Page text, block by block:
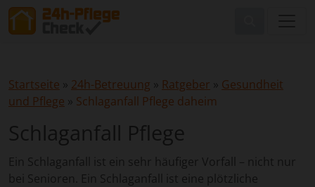
Startseite » 24h-Betreuung » Ratgeber » Gesundheit
und Pflege » Schlaganfall Pflege daheim
Schlaganfall Pflege
Ein Schlaganfall ist ein sehr häufiger Vorfall – nicht nur
bei Senioren. Ein Schlaganfall ist eine plötzliche